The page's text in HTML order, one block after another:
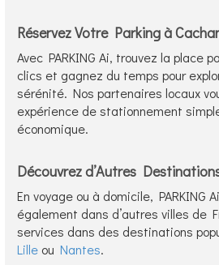
Réservez Votre Parking à
Avec PARKING Ai, trouvez la place
clics et gagnez du temps pour
sérénité. Nos partenaires locaux
expérience de stationnement
économique.
Découvrez d’Autres
En voyage ou à domicile, PARKING
également dans d’autres villes de
services dans des destinations
Lille ou Nantes.